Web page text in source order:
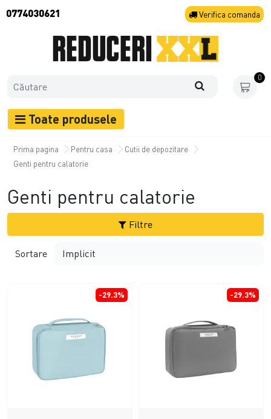
0774030621 Verifica comanda
0
Toate produsele
Prima pagina Pentru casa
Cutii de depozitare
Genti pentru calatorie
Genti pentru calatorie
Filtre
Sortare
-29.3% -29.3%